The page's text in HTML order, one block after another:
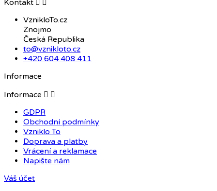
Kontakt  
VznikloTo.cz
Znojmo
Česká Republika
to@vznikloto.cz
+420 604 408 411
Informace
Informace  
GDPR
Obchodní podmínky
Vzniklo To
Doprava a platby
Vrácení a reklamace
Napište nám
Váš účet